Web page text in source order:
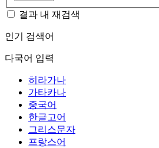
결과 내 재검색
인기 검색어
다국어 입력
히라가나
가타카나
중국어
한글고어
그리스문자
프랑스어